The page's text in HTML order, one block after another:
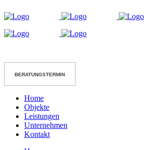
Home
Objekte
Leistungen
Unternehmen
Kontakt